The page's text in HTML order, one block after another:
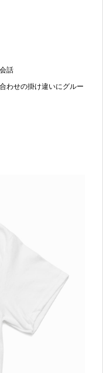
話
わせの掛け違いにグルー